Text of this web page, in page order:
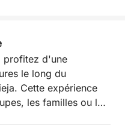
profitez d'une
le long du
Cette expérience
les familles ou les
à leur rythme.